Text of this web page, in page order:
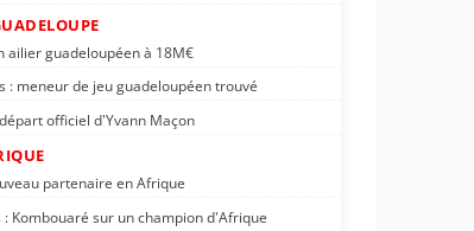
ailier guadeloupéen à 18M€
: meneur de jeu guadeloupéen trouvé
départ officiel d'Yvann Maçon
partenaire en Afrique
: Kombouaré sur un champion d'Afrique